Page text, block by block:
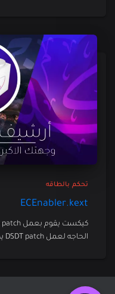
تحكم بالطاقه
ECEnabler.kext
الحاجه لعمل DSDT patch يدويا.